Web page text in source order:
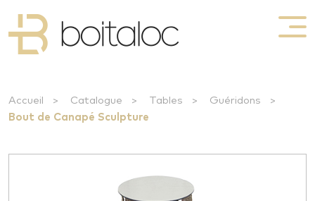
Accueil > Catalogue > Tables > Guéridons
>
Bout de Canapé Sculpture